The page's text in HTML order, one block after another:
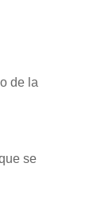
de la
se